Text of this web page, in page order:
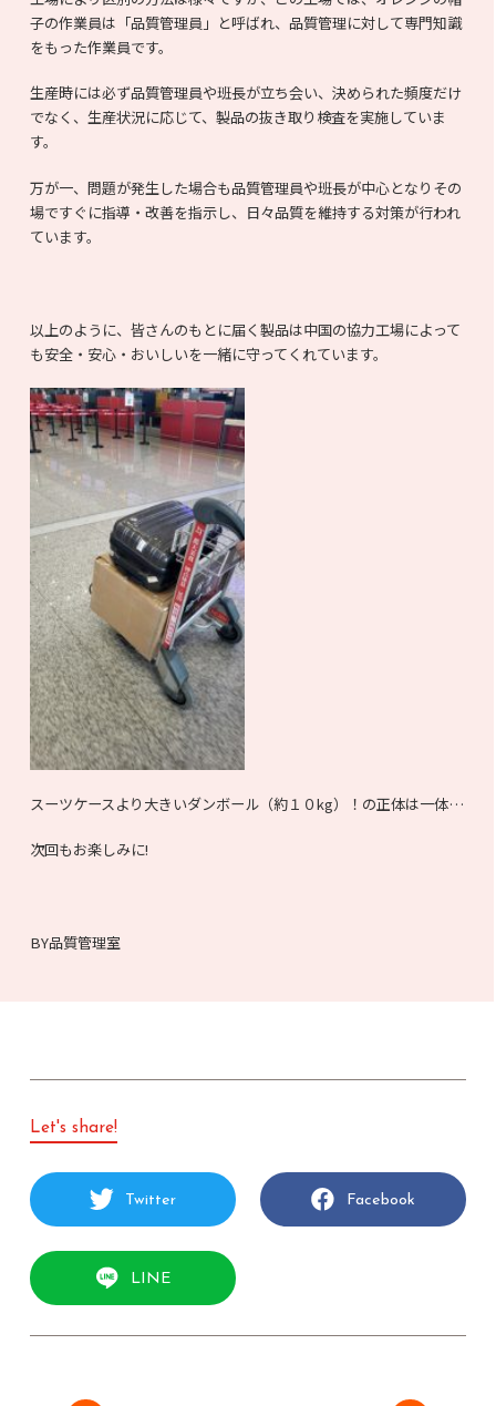
子の作業員は「品質管理員」と呼ばれ、品質管理に対して専門知識
をもった作業員です。
生産時には必ず品質管理員や班長が立ち会い、決められた頻度だけ
でなく、生産状況に応じて、製品の抜き取り検査を実施していま
す。
万が一、問題が発生した場合も品質管理員や班長が中心となりその
場ですぐに指導・改善を指示し、日々品質を維持する対策が行われ
ています。
以上のように、皆さんのもとに届く製品は中国の協力工場によって
も安全・安心・おいしいを一緒に守ってくれています。
スーツケースより大きいダンボール（約１０kg）！の正体は一体…
次回もお楽しみに!
BY品質管理室
Let's share!
Twitter Facebook
LINE